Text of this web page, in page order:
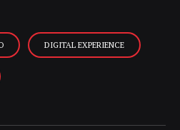
DIGITAL EXPERIENCE